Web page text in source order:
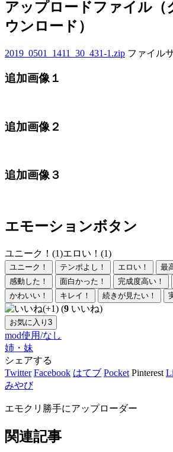
アップロードファイル（
ウンロード）
2019_0501_1411_30_431-1.zip ファイル
追加画像１
追加画像２
追加画像３
エモーションボタン
ユニーク！(1)エロい！(1)
ユニーク！ テンポよし！ エロい！
最
感動した！
面白かった！ 完成度高い！
かわいい！
キレイ！ 続きが見たい！
(9 いいね)
お気に入り 3
mod使用/なし
姉・妹
シェアする
Twitter Facebook はてブ Pocket Pinterest
みやび
エモクリ勝手にアップローダー
関連記事